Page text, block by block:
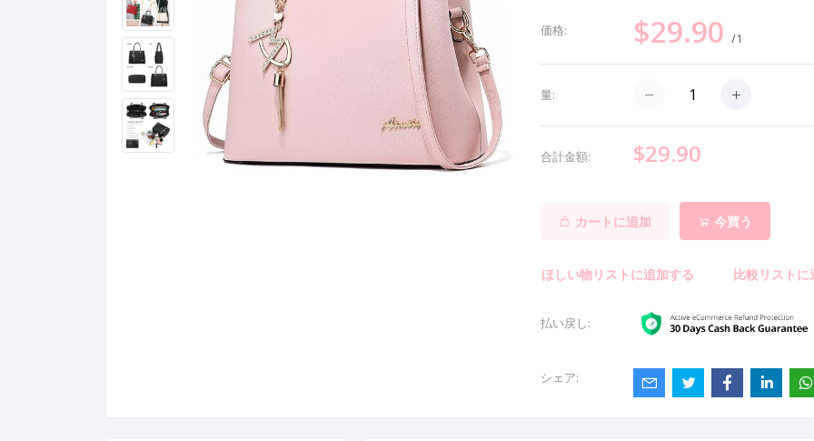
価格: $29.90/1
量:
合計金額: $29.90
カートに追加 今買う
ほしい物リストに追加する 比較リストに
払い戻し:
シェア: